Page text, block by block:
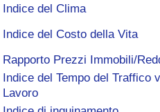
Indice del Clima
Indice del Costo della Vita
Rapporto Prezzi Immobili/
Indice del Tempo del Traffico
Lavoro
Indice di criminalità per
Indice dell’Assistenza